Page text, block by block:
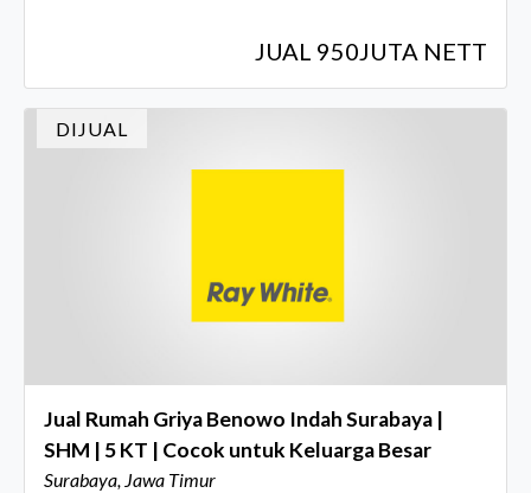
JUAL 950JUTA NETT
DIJUAL
Jual Rumah Griya Benowo Indah Surabaya |
SHM | 5 KT | Cocok untuk Keluarga Besar
Surabaya, Jawa Timur